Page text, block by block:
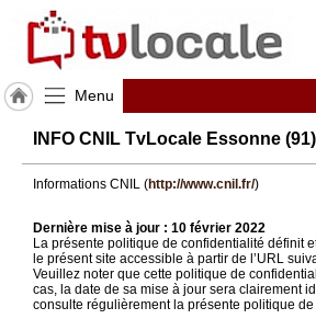
Menu
J'adhère
Hulcoq
Essonne
TvLocale
France
INFO CNIL TvLocale Essonne (91)
Informations CNIL (http://www.cnil.fr/)
Dernière mise à jour : 10 février 2022
La présente politique de confidentialité définit
le présent site accessible à partir de l’URL
Veuillez noter que cette politique de
cas, la date de sa mise à jour sera clairement
consulte régulièrement la présente politique